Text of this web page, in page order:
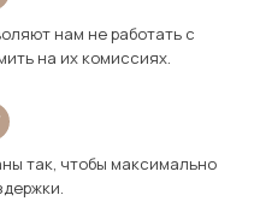
нам не работать с
на их комиссиях.
так, чтобы максимально